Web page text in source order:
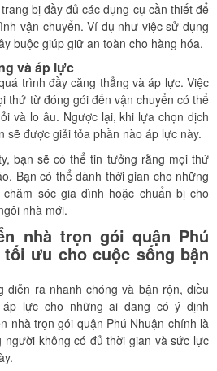
bị đầy đủ các dụng cụ cần thiết để
vận chuyển. Ví dụ như việc sử dụng
buộc giúp giữ an toàn cho hàng hóa.
và áp lực
trình đầy căng thẳng và áp lực. Việc
thứ từ đóng gói đến vận chuyển có thể
và lo âu. Ngược lại, khi lựa chọn dịch
sẽ được giải tỏa phần nào áp lực này.
bạn sẽ có thể tin tưởng rằng mọi thứ
Bạn có thể dành thời gian cho những
sóc gia đình hoặc chuẩn bị cho
nhà mới.
nhà trọn gói quận Phú
ưu cho cuộc sống bận
diễn ra nhanh chóng và bận rộn, điều
lực cho những ai đang có ý định
nhà trọn gói quận Phú Nhuận chính là
không có đủ thời gian và sức lực